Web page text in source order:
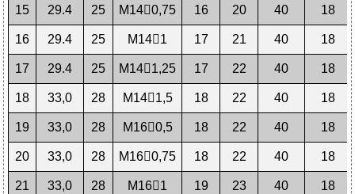
15 29.4 25 М140,75 16 20 40 18
16 29.4 25 М141 17 21 40 18
17 29.4 25 М141,25 17 22 40 18
18 33,0 28 М141,5 18 22 40 18
19 33,0 28 М160,5 18 22 40 18
20 33,0 28 М160,75 18 22 40 18
21 33,0 28 М161 19 23 40 18